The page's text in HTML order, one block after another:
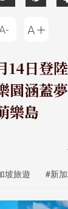
14日登
園涵蓋
樂島
坡旅遊 #新